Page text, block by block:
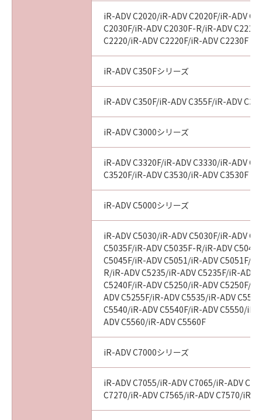
iR-ADV C2020/iR-ADV C2020F/iR-ADV
C2030F/iR-ADV C2030F-R/iR-ADV
C2220/iR-ADV C2220F/iR-ADV C2230F
iR-ADV C350Fシリーズ
iR-ADV C350F/iR-ADV C355F/iR-ADV
iR-ADV C3000シリーズ
iR-ADV C3320F/iR-ADV C3330/iR-ADV
C3520F/iR-ADV C3530/iR-ADV C3530F
iR-ADV C5000シリーズ
iR-ADV C5030/iR-ADV C5030F/iR-ADV
C5035F/iR-ADV C5035F-R/iR-ADV
C5045F/iR-ADV C5051/iR-ADV C5051F/
R/iR-ADV C5235/iR-ADV C5235F/iR-ADV
C5240F/iR-ADV C5250/iR-ADV C5250F/
ADV C5255F/iR-ADV C5535/iR-ADV
C5540/iR-ADV C5540F/iR-ADV C5550/iR-
ADV C5560/iR-ADV C5560F
iR-ADV C7000シリーズ
iR-ADV C7055/iR-ADV C7065/iR-ADV
C7270/iR-ADV C7565/iR-ADV C7570/iR-